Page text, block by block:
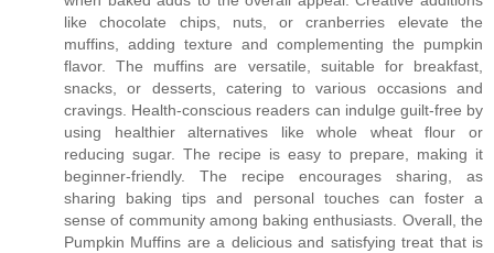
like chocolate chips, nuts, or cranberries elevate the
muffins, adding texture and complementing the pumpkin
flavor. The muffins are versatile, suitable for breakfast,
snacks, or desserts, catering to various occasions and
cravings. Health-conscious readers can indulge guilt-free by
using healthier alternatives like whole wheat flour or
reducing sugar. The recipe is easy to prepare, making it
beginner-friendly. The recipe encourages sharing, as
sharing baking tips and personal touches can foster a
sense of community among baking enthusiasts. Overall, the
Pumpkin Muffins are a delicious and satisfying treat that is